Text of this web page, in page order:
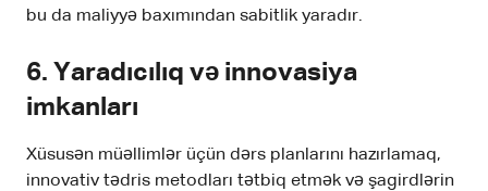
bu da maliyyə baxımından sabitlik yaradır.
6. Yaradıcılıq və innovasiya
imkanları
Xüsusən müəllimlər üçün dərs planlarını hazırlamaq,
innovativ tədris metodları tətbiq etmək və şagirdlərin